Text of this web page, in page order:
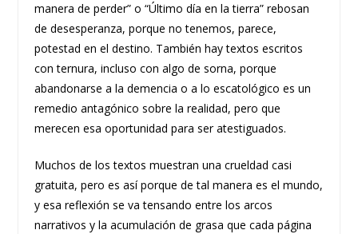
manera de perder” o “Último día en la tierra” rebosan
de desesperanza, porque no tenemos, parece,
potestad en el destino. También hay textos escritos
con ternura, incluso con algo de sorna, porque
abandonarse a la demencia o a lo escatológico es un
remedio antagónico sobre la realidad, pero que
merecen esa oportunidad para ser atestiguados.
Muchos de los textos muestran una crueldad casi
gratuita, pero es así porque de tal manera es el mundo,
y esa reflexión se va tensando entre los arcos
narrativos y la acumulación de grasa que cada página